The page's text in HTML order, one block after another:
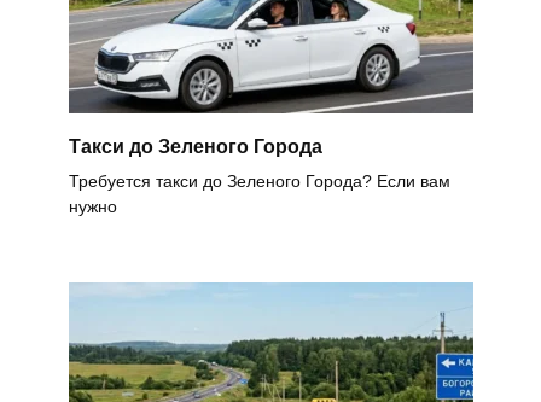
Такси до Зеленого Города
Требуется такси до Зеленого Города? Если вам
нужно